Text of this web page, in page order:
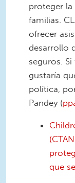
proteger la
familias.
ofrecer
desarrollo
seguros.
gustaría
política,
Pandey (
que